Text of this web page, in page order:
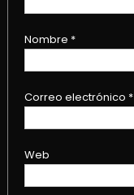
Nombre *
Correo electrónico *
Web